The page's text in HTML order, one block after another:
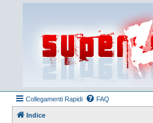
Collegamenti Rapidi FAQ
Indice